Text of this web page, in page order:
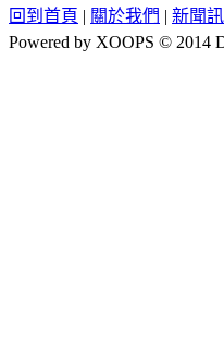
回到首頁 | 關於我們 | 新聞
Powered by XOOPS © 2014